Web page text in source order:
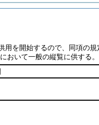
を開始するので、同項の規
おいて一般の縦覧に供する。